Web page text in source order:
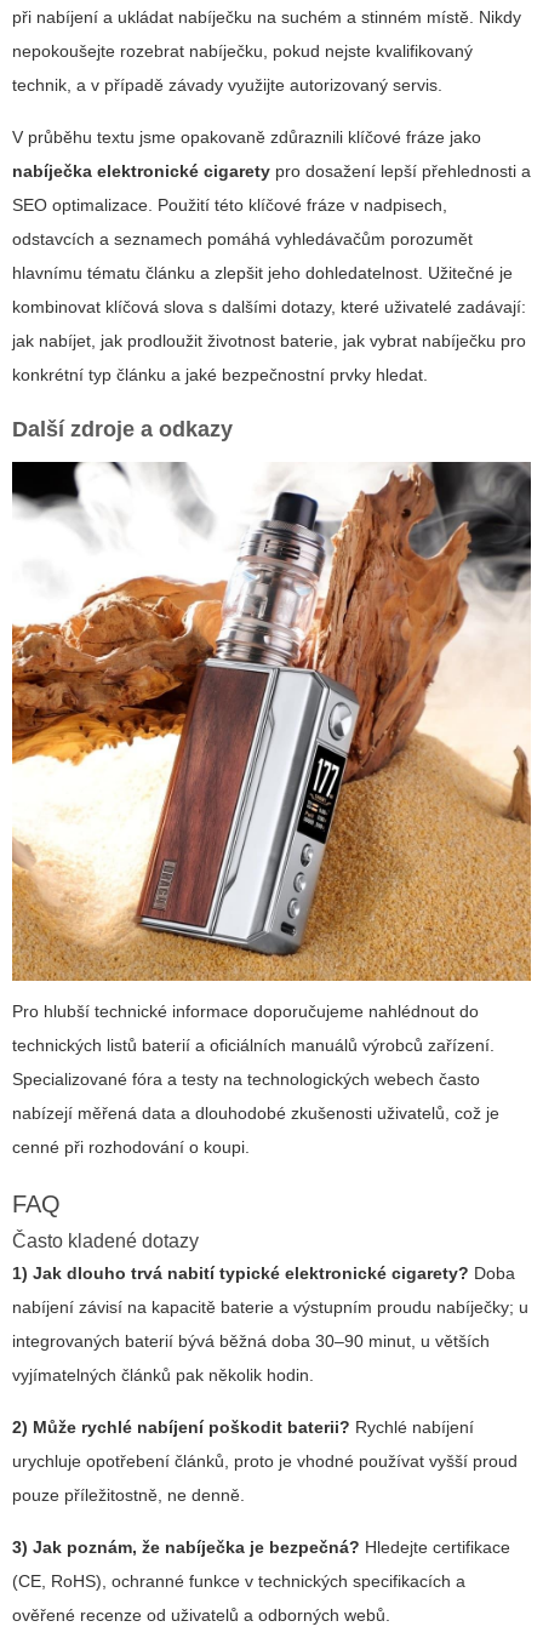
při nabíjení a ukládat nabíječku na suchém a stinném místě. Nikdy
nepokoušejte rozebrat nabíječku, pokud nejste kvalifikovaný
technik, a v případě závady využijte autorizovaný servis.
V průběhu textu jsme opakovaně zdůraznili klíčové fráze jako
nabíječka elektronické cigarety pro dosažení lepší přehlednosti a
SEO optimalizace. Použití této klíčové fráze v nadpisech,
odstavcích a seznamech pomáhá vyhledávačům porozumět
hlavnímu tématu článku a zlepšit jeho dohledatelnost. Užitečné je
kombinovat klíčová slova s dalšími dotazy, které uživatelé zadávají:
jak nabíjet, jak prodloužit životnost baterie, jak vybrat nabíječku pro
konkrétní typ článku a jaké bezpečnostní prvky hledat.
Další zdroje a odkazy
Pro hlubší technické informace doporučujeme nahlédnout do
technických listů baterií a oficiálních manuálů výrobců zařízení.
Specializované fóra a testy na technologických webech často
nabízejí měřená data a dlouhodobé zkušenosti uživatelů, což je
cenné při rozhodování o koupi.
FAQ
Často kladené dotazy
1) Jak dlouho trvá nabití typické elektronické cigarety? Doba
nabíjení závisí na kapacitě baterie a výstupním proudu nabíječky; u
integrovaných baterií bývá běžná doba 30–90 minut, u větších
vyjímatelných článků pak několik hodin.
2) Může rychlé nabíjení poškodit baterii? Rychlé nabíjení
urychluje opotřebení článků, proto je vhodné používat vyšší proud
pouze příležitostně, ne denně.
3) Jak poznám, že nabíječka je bezpečná? Hledejte certifikace
(CE, RoHS), ochranné funkce v technických specifikacích a
ověřené recenze od uživatelů a odborných webů.